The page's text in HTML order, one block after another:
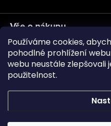
Používáme cookies,
pohodlné prohlížení
webu neustále zlepšovali
použitelnost.
Vše o nákupu
Informace pro vás